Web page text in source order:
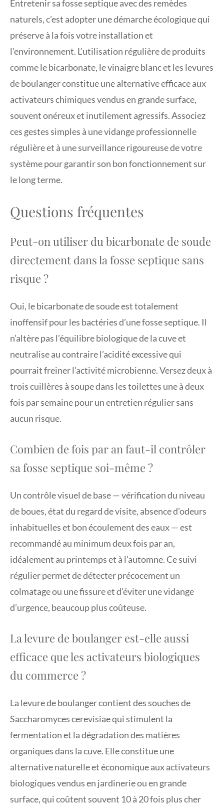
Entretenir sa fosse septique avec des remèdes
naturels, c’est adopter une démarche écologique qui
préserve à la fois votre installation et
l’environnement. L’utilisation régulière de produits
comme le bicarbonate, le vinaigre blanc et les levures
de boulanger constitue une alternative efficace aux
activateurs chimiques vendus en grande surface,
souvent onéreux et inutilement agressifs. Associez
ces gestes simples à une vidange professionnelle
régulière et à une surveillance rigoureuse de votre
système pour garantir son bon fonctionnement sur
le long terme.
Questions fréquentes
Peut-on utiliser du bicarbonate de soude
directement dans la fosse septique sans
risque ?
Oui, le bicarbonate de soude est totalement
inoffensif pour les bactéries d’une fosse septique. Il
n’altère pas l’équilibre biologique de la cuve et
neutralise au contraire l’acidité excessive qui
pourrait freiner l’activité microbienne. Versez deux à
trois cuillères à soupe dans les toilettes une à deux
fois par semaine pour un entretien régulier sans
aucun risque.
Combien de fois par an faut-il contrôler
sa fosse septique soi-même ?
Un contrôle visuel de base — vérification du niveau
de boues, état du regard de visite, absence d’odeurs
inhabituelles et bon écoulement des eaux — est
recommandé au minimum deux fois par an,
idéalement au printemps et à l’automne. Ce suivi
régulier permet de détecter précocement un
colmatage ou une fissure et d’éviter une vidange
d’urgence, beaucoup plus coûteuse.
La levure de boulanger est-elle aussi
efficace que les activateurs biologiques
du commerce ?
La levure de boulanger contient des souches de
Saccharomyces cerevisiae qui stimulent la
fermentation et la dégradation des matières
organiques dans la cuve. Elle constitue une
alternative naturelle et économique aux activateurs
biologiques vendus en jardinerie ou en grande
surface, qui coûtent souvent 10 à 20 fois plus cher